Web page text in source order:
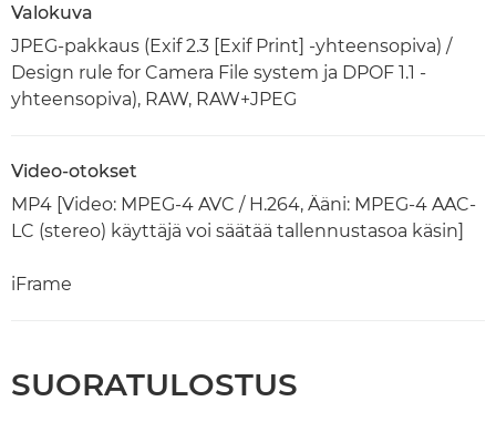
Valokuva
JPEG-pakkaus (Exif 2.3 [Exif Print] -yhteensopiva) /
Design rule for Camera File system ja DPOF 1.1 -
yhteensopiva), RAW, RAW+JPEG
Video-otokset
MP4 [Video: MPEG-4 AVC / H.264, Ääni: MPEG-4 AAC-
LC (stereo) käyttäjä voi säätää tallennustasoa käsin]
iFrame
SUORATULOSTUS